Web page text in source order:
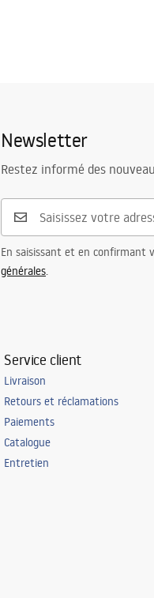
Newsletter
Restez informé des
En saisissant et en confirmant
générales.
Service client
Livraison
Retours et réclamations
Paiements
Catalogue
Entretien